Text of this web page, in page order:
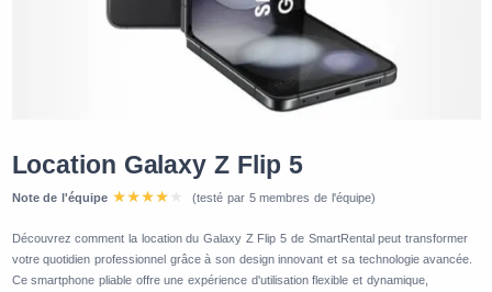
Location Galaxy Z Flip 5
Note de l'équipe (testé par 5 membres de l'équipe)
Découvrez comment la location du Galaxy Z Flip 5 de SmartRental peut transformer
votre quotidien professionnel grâce à son design innovant et sa technologie avancée.
Ce smartphone pliable offre une expérience d'utilisation flexible et dynamique,